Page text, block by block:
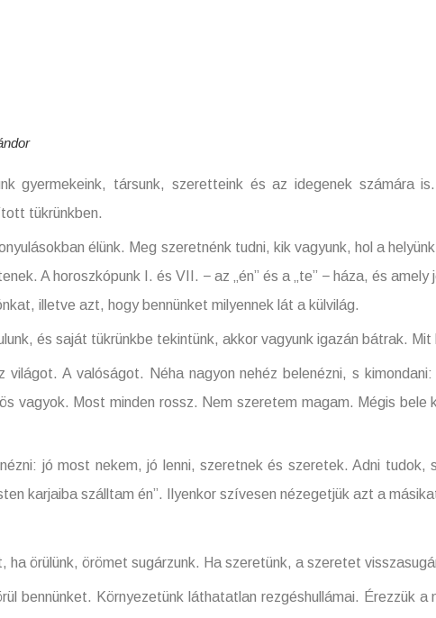
társunk, szeretteink és az idegenek számára is. A
tükrünkben.
élünk. Meg szeretnénk tudni, kik vagyunk, hol a helyünk
A horoszkópunk I. és VII. − az „én” és a „te” − háza, és
illetve azt, hogy bennünket milyennek lát a külvilág.
saját tükrünkbe tekintünk, akkor vagyunk igazán bátrak. Mit
valóságot. Néha nagyon nehéz belenézni, s kimondani:
vagyok. Most minden rossz. Nem szeretem magam. Mégis bele
most nekem, jó lenni, szeretnek és szeretek. Adni tudok,
karjaiba szálltam én”. Ilyenkor szívesen nézegetjük azt a
örömet sugárzunk. Ha szeretünk, a szeretet
Környezetünk láthatatlan rezgéshullámai. Érezzük a